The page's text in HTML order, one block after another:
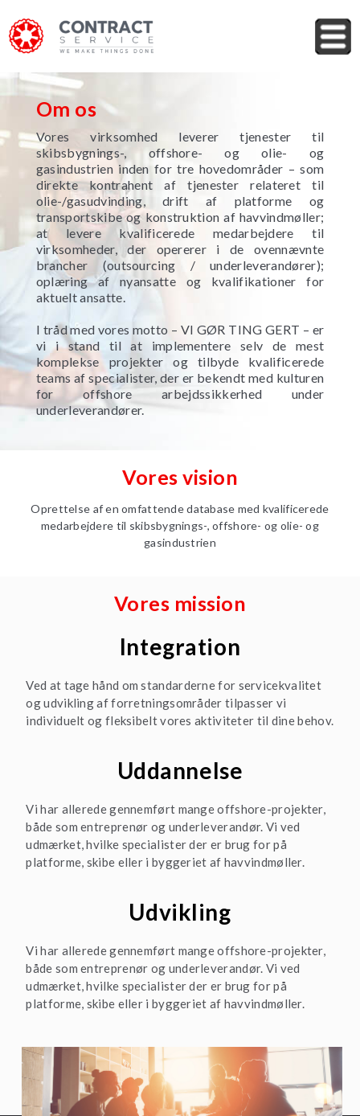
Om os
Vores virksomhed leverer tjenester til
skibsbygnings-, offshore- og olie- og
gasindustrien inden for tre hovedområder – som
direkte kontrahent af tjenester relateret til
olie-/gasudvinding, drift af platforme og
transportskibe og konstruktion af havvindmøller;
at levere kvalificerede medarbejdere til
virksomheder, der opererer i de ovennævnte
brancher (outsourcing / underleverandører);
oplæring af nyansatte og kvalifikationer for
aktuelt ansatte.
I tråd med vores motto – VI GØR TING GERT – er
vi i stand til at implementere selv de mest
komplekse projekter og tilbyde kvalificerede
teams af specialister, der er bekendt med kulturen
for offshore arbejdssikkerhed under
underleverandører.
Vores vision
Oprettelse af en omfattende database med kvalificerede
medarbejdere til skibsbygnings-, offshore- og olie- og
gasindustrien
Vores mission
Integration
Ved at tage hånd om standarderne for servicekvalitet
og udvikling af forretningsområder tilpasser vi
individuelt og fleksibelt vores aktiviteter til dine behov.
Uddannelse
Vi har allerede gennemført mange offshore-projekter,
både som entreprenør og underleverandør. Vi ved
udmærket, hvilke specialister der er brug for på
platforme, skibe eller i byggeriet af havvindmøller.
Udvikling
Vi har allerede gennemført mange offshore-projekter,
både som entreprenør og underleverandør. Vi ved
udmærket, hvilke specialister der er brug for på
platforme, skibe eller i byggeriet af havvindmøller.